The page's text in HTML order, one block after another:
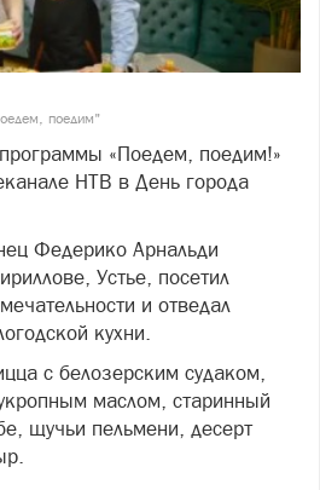
поедим"
«Поедем, поедим!»
НТВ в День города
Федерико Арнальди
Устье, посетил
и отведал
кухни.
с белозерским судаком,
маслом, старинный
щучьи пельмени, десерт